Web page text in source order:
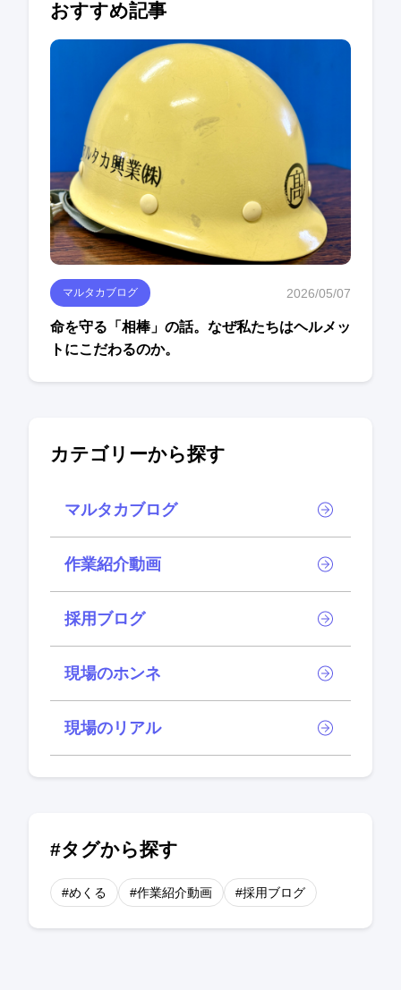
おすすめ記事
マルタカブログ 2026/05/07
命を守る「相棒」の話。なぜ私たちはヘルメッ
トにこだわるのか。
カテゴリーから探す
マルタカブログ
作業紹介動画
採用ブログ
現場のホンネ
現場のリアル
#タグから探す
#めくる #作業紹介動画 #採用ブログ